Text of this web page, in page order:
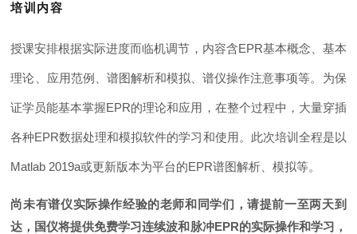
培训内容
授课安排根据实际进度而临机调节，内容含EPR基本概念、基本
理论、应用范例、谱图解析和模拟、谱仪操作注意事项等。为保
证学员能基本掌握EPR的理论和应用，在整个过程中，大量穿插
各种EPR数据处理和模拟软件的学习和使用。此次培训全程是以
Matlab 2019a或更新版本为平台的EPR谱图解析、模拟等。
尚未有谱仪实际操作经验的老师和同学们，请提前一至两天到
达，国仪将提供免费学习连续波和脉冲EPR的实际操作和学习，